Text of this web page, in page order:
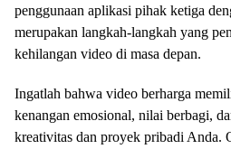
penggunaan aplikasi pihak ketiga
merupakan langkah-langkah yang
kehilangan video di masa depan.
Ingatlah bahwa video berharga
kenangan emosional, nilai berbagi,
kreativitas dan proyek pribadi Anda.